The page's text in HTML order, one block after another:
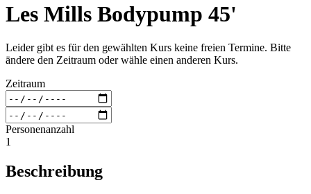
Les Mills Bodypump 45'
Leider gibt es für den gewählten Kurs keine freien Termine. Bitte
ändere den Zeitraum oder wähle einen anderen Kurs.
Zeitraum
Personenanzahl
1
Beschreibung